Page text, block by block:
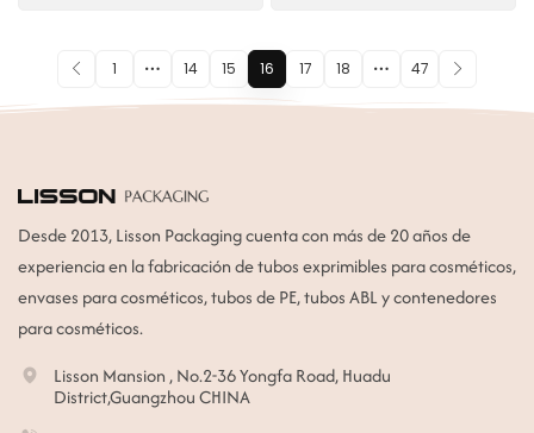
1 14 15 16 17 18 47
Desde 2013, Lisson Packaging cuenta con más de 20 años de
experiencia en la fabricación de tubos exprimibles para cosméticos,
envases para cosméticos, tubos de PE, tubos ABL y contenedores
para cosméticos.
Lisson Mansion , No.2-36 Yongfa Road, Huadu
District,Guangzhou CHINA